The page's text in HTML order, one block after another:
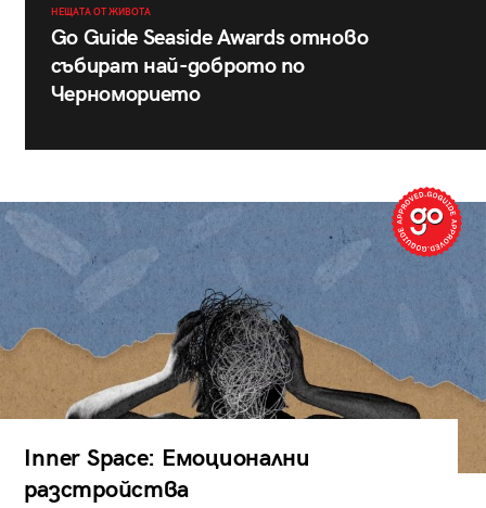
НЕЩАТА ОТ ЖИВОТА
Go Guide Seaside Awards отново
събират най-доброто по
Черноморието
Inner Space: Емоционални
разстройства